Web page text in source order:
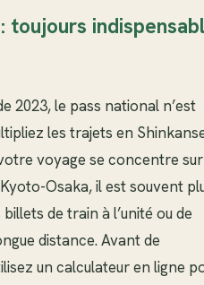
toujours
2023, le pass national n’est
les trajets en
voyage se concentre
Osaka, il est souvent
de train à l’unité ou de
distance. Avant de
un calculateur en ligne